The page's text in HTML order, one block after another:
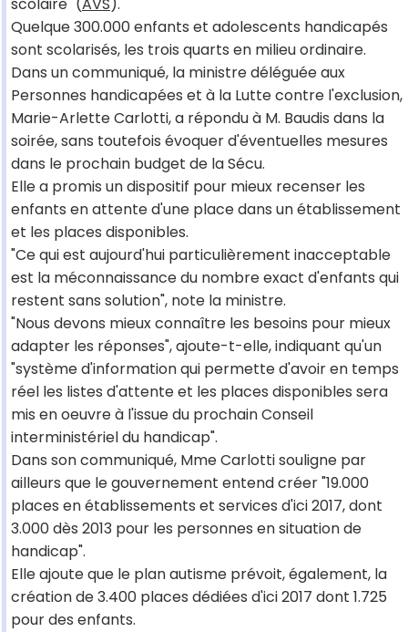
Quelque 300.000 enfants et adolescents handicapés
sont scolarisés, les trois quarts en milieu ordinaire.
Dans un communiqué, la ministre déléguée aux
Personnes handicapées et à la Lutte contre l'exclusion,
Marie-Arlette Carlotti, a répondu à M. Baudis dans la
soirée, sans toutefois évoquer d'éventuelles mesures
dans le prochain budget de la Sécu.
Elle a promis un dispositif pour mieux recenser les
enfants en attente d'une place dans un établissement
et les places disponibles.
"Ce qui est aujourd'hui particulièrement inacceptable
est la méconnaissance du nombre exact d'enfants qui
restent sans solution", note la ministre.
"Nous devons mieux connaître les besoins pour mieux
adapter les réponses", ajoute-t-elle, indiquant qu'un
"système d'information qui permette d'avoir en temps
réel les listes d'attente et les places disponibles sera
mis en oeuvre à l'issue du prochain Conseil
interministériel du handicap".
Dans son communiqué, Mme Carlotti souligne par
ailleurs que le gouvernement entend créer "19.000
places en établissements et services d'ici 2017, dont
3.000 dès 2013 pour les personnes en situation de
handicap".
Elle ajoute que le plan autisme prévoit, également, la
création de 3.400 places dédiées d'ici 2017 dont 1.725
pour des enfants.